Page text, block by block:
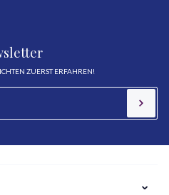
ZUERST ERFAHREN!